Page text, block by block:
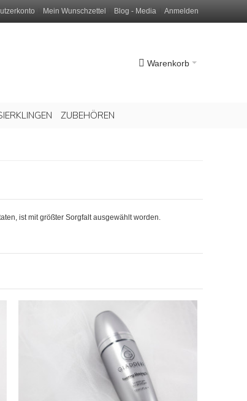
Mein Wunschzettel Blog - Media Anmelden
Warenkorb
ZUBEHÖREN
ist mit größter Sorgfalt ausgewählt worden.